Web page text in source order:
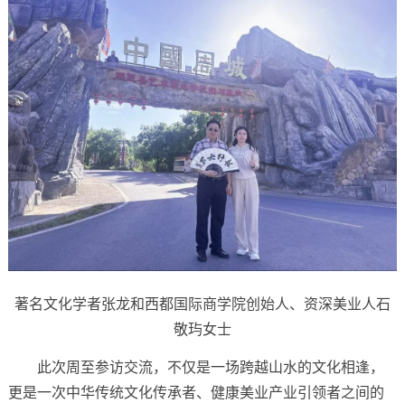
著名文化学者张龙和西都国际商学院创始人、资深美业人石
敬玙女士
此次周至参访交流，不仅是一场跨越山水的文化相逢，
更是一次中华传统文化传承者、健康美业产业引领者之间的